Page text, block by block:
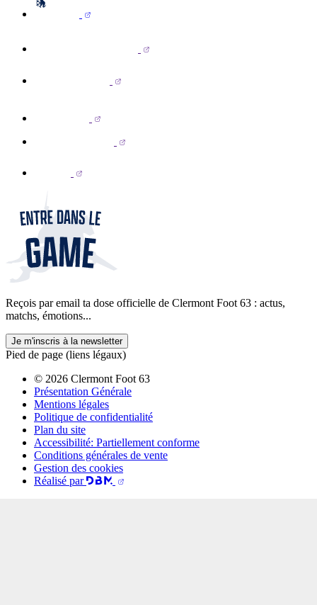
Reçois par email ta dose officielle de Clermont Foot 63 : actus,
matchs, émotions...
Je m'inscris à la newsletter
Pied de page (liens légaux)
© 2026 Clermont Foot 63
Présentation Générale
Mentions légales
Politique de confidentialité
Plan du site
Accessibilité: Partiellement conforme
Conditions générales de vente
Gestion des cookies
Réalisé par